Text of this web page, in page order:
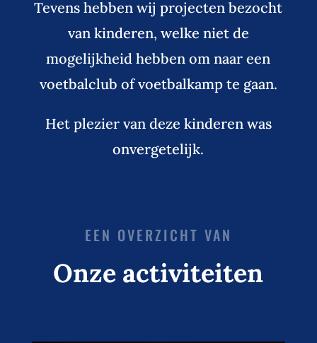
Tevens hebben wij projecten bezocht
van kinderen, welke niet de
mogelijkheid hebben om naar een
voetbalclub of voetbalkamp te gaan.
Het plezier van deze kinderen was
onvergetelijk.
EEN OVERZICHT VAN
Onze activiteiten